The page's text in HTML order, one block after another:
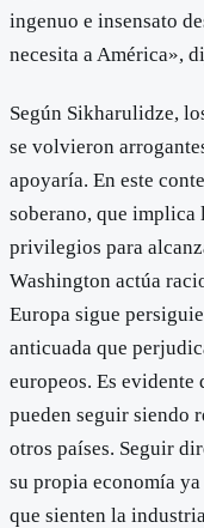
ingenuo e insensato
necesita a América»,
Según Sikharulidze,
se volvieron
apoyaría. En este
soberano, que
privilegios para
Washington actúa
Europa sigue
anticuada que
europeos. Es evidente
pueden seguir siendo
otros países. Seguir
su propia economía
que sienten la